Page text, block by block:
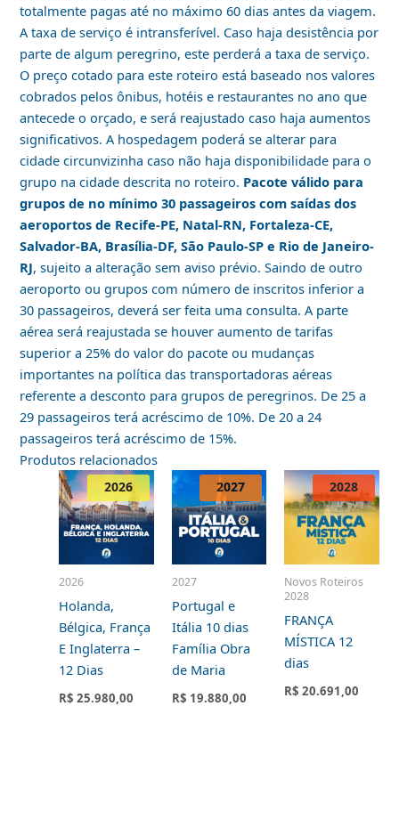
totalmente pagas até no máximo 60 dias antes da viagem.
A taxa de serviço é intransferível. Caso haja desistência por
parte de algum peregrino, este perderá a taxa de serviço.
O preço cotado para este roteiro está baseado nos valores
cobrados pelos ônibus, hotéis e restaurantes no ano que
antecede o orçado, e será reajustado caso haja aumentos
significativos. A hospedagem poderá se alterar para
cidade circunvizinha caso não haja disponibilidade para o
grupo na cidade descrita no roteiro. Pacote válido para
grupos de no mínimo 30 passageiros com saídas dos
aeroportos de Recife-PE, Natal-RN, Fortaleza-CE,
Salvador-BA, Brasília-DF, São Paulo-SP e Rio de Janeiro-
RJ, sujeito a alteração sem aviso prévio. Saindo de outro
aeroporto ou grupos com número de inscritos inferior a
30 passageiros, deverá ser feita uma consulta. A parte
aérea será reajustada se houver aumento de tarifas
superior a 25% do valor do pacote ou mudanças
importantes na política das transportadoras aéreas
referente a desconto para grupos de peregrinos. De 25 a
29 passageiros terá acréscimo de 10%. De 20 a 24
passageiros terá acréscimo de 15%.
Produtos relacionados
2026
Holanda,
Bélgica, França
E Inglaterra –
12 Dias
R$ 25.980,00
2026
2027
Portugal e
Itália 10 dias
Família Obra
de Maria
R$ 19.880,00
2027
Novos Roteiros
2028
FRANÇA
MÍSTICA 12
dias
R$ 20.691,00
2028